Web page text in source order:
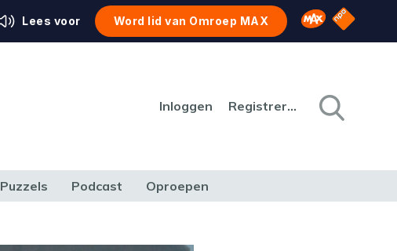
Lees voor Word lid van Omroep MAX Omroep MAX
NPO
Inloggen Registreren
Puzzels Podcast Oproepen